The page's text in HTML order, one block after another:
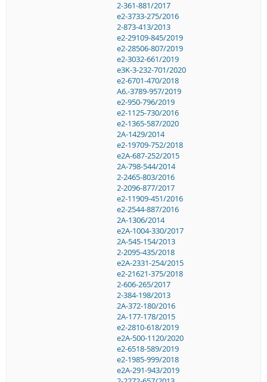
2-361-881/2017
e2-3733-275/2016
2-873-413/2013
e2-29109-845/2019
e2-28506-807/2019
e2-3032-661/2019
e3K-3-232-701/2020
e2-6701-470/2018
A6.-3789-957/2019
e2-950-796/2019
e2-1125-730/2016
e2-1365-587/2020
2A-1429/2014
e2-19709-752/2018
e2A-687-252/2015
2A-798-544/2014
2-2465-803/2016
2-2096-877/2017
e2-11909-451/2016
e2-2544-887/2016
2A-1306/2014
e2A-1004-330/2017
2A-545-154/2013
2-2095-435/2018
e2A-2331-254/2015
e2-21621-375/2018
2-606-265/2017
2-384-198/2013
2A-372-180/2016
2A-177-178/2015
e2-2810-618/2019
e2A-500-1120/2020
e2-6518-589/2019
e2-1985-999/2018
e2A-291-943/2019